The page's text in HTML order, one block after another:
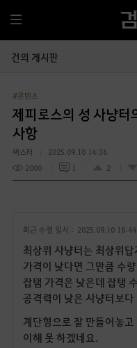
전
체
메
건의 게시판
#콘텐츠
제피로스의 성 사냥터
사항
랙스터
2025.09.10 14:36
2000
1 2
최근 수정 일시 : 2025.09.10 18:44
최상위 사냥터는 최상위
가격이 낮다면 그만큼 수
잡탬 가격은 낮은데 잡탱
공격력이 낮은 사냥터보
계단형으로 잘 만들어놓
이해 못 하겠네요.